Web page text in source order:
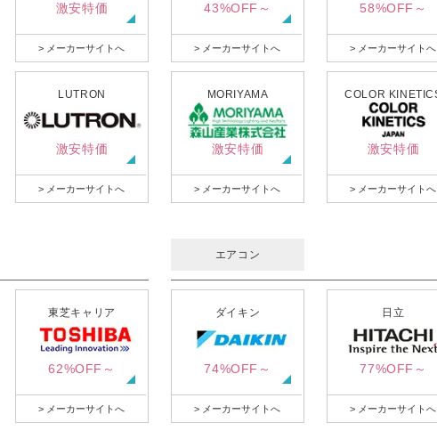
激安特価
> メーカーサイトへ
43%OFF～
> メーカーサイトへ
58%OFF～
> メーカーサイトへ
LUTRON
激安特価
> メーカーサイトへ
MORIYAMA
激安特価
> メーカーサイトへ
COLOR
激安特価
> メーカーサイトへ
エアコン
東芝キャリア
62%OFF～
> メーカーサイトへ
ダイキン
74%OFF～
> メーカーサイトへ
日立
77%OFF～
> メーカーサイトへ